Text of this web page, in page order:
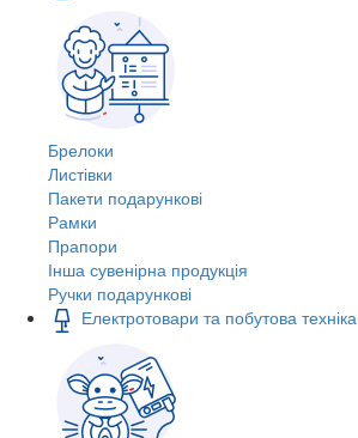
Брелоки
Листівки
Пакети подарункові
Рамки
Прапори
Інша сувенірна продукція
Ручки подарункові
Електротовари та побутова техніка